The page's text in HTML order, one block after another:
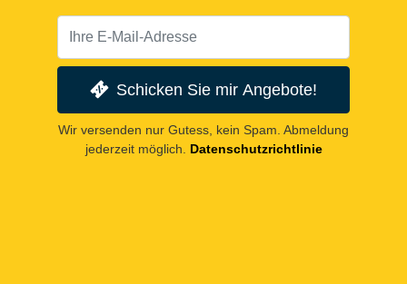
Schicken Sie mir Angebote!
Wir versenden nur Gutess, kein Spam. Abmeldung
jederzeit möglich.
Datenschutzrichtlinie